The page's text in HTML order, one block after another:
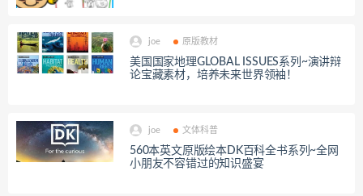
joe 原版教材
美国国家地理GLOBAL ISSUES系列~演讲辩
论宝藏素材，培养未来世界领袖！
joe 文体科普
560本英文原版绘本DK百科全书系列~全网
小朋友不容错过的知识盛宴